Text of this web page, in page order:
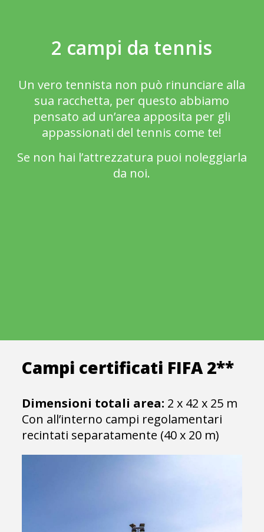
2 campi da tennis
Un vero tennista non può rinunciare alla
sua racchetta, per questo abbiamo
pensato ad un’area apposita per gli
appassionati del tennis come te!
Se non hai l’attrezzatura puoi noleggiarla
da noi.
Campi certificati FIFA 2**
Dimensioni totali area: 2 x 42 x 25 m
Con all’interno campi regolamentari
recintati separatamente (40 x 20 m)